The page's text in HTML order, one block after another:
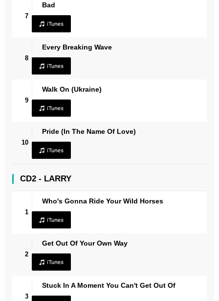
7
Bad
8
Every Breaking Wave
9
Walk On (Ukraine)
10
Pride (In The Name Of Love)
CD2 - LARRY
1
Who's Gonna Ride Your Wild Horses
2
Get Out Of Your Own Way
3
Stuck In A Moment You Can't Get Out Of